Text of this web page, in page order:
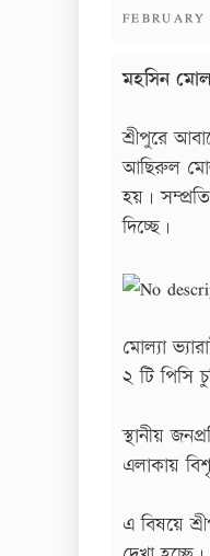
POSTED
মহসিন
শ্রীপুরে
আছিরুল
হয়।
দিচ্ছে।
মোল্যা
২ টি পিসি
স্থানীয়
এলাকায়
এ বিষয়ে